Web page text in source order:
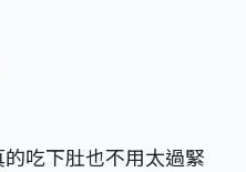
吃下肚也不用太過緊